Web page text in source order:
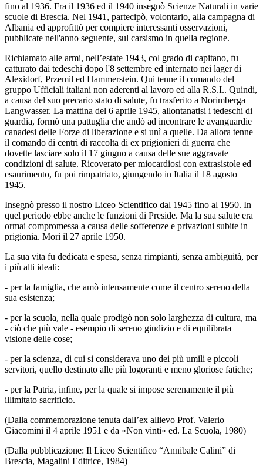
fino al 1936. Fra il 1936 ed il 1940 insegnò Scienze Naturali in varie
scuole di Brescia. Nel 1941, partecipò, volontario, alla campagna di
Albania ed approfittò percompiere interessanti osservazioni,
pubblicate nell'anno seguente, sul carsismo in quella regione.
Richiamato alle armi, nell’estate 1943, col grado di capitano, fu
catturato dai tedeschi dopo l'8 settembre ed internato nei lager di
Alexidorf, Przemil ed Hammerstein. Qui tenne il comando del
gruppo Ufficiali italiani non aderenti al lavoro ed alla R.S.I.. Quindi,
a causa del suo precario stato di salute, fu trasferito a Norimberga
Langwasser. La mattina del 6 aprile 1945, allontanatisi i tedeschi di
guardia, formò una pattuglia che andò ad incontrare le avanguardie
canadesi delle Forze di liberazione e si unì a quelle. Da allora tenne
il comando di centri di raccolta di ex prigionieri di guerra che
dovette lasciare solo il 17 giugno a causa delle sue aggravate
condizioni di salute. Ricoverato permiocardiosi con extrasistole ed
esaurimento, fu poi rimpatriato, giungendo in Italia il 18 agosto
1945.
Insegnò presso il nostro Liceo Scientifico dal 1945 fino al 1950. In
quel periodo ebbe anche le funzioni di Preside. Ma la sua salute era
ormai compromessa a causa delle sofferenze e privazioni subite in
prigionia. Morì il 27 aprile 1950.
La sua vita fu dedicata e spesa, senza rimpianti, senza ambiguità, per
i più alti ideali:
- per la famiglia, che amò intensamente come il centro sereno della
sua esistenza;
- per la scuola, nella quale prodigò non solo larghezza di cultura, ma
- ciò che più vale - esempio di sereno giudizio e di equilibrata
visione delle cose;
- per la scienza, di cui si considerava uno dei più umili e piccoli
servitori, quello destinato alle più logoranti e meno gloriose fatiche;
- per la Patria, infine, per la quale si impose serenamente il più
illimitato sacrificio.
(Dalla commemorazione tenuta dall’ex allievo Prof. Valerio
Giacomini il 4 aprile 1951 e da «Non vinti» ed. La Scuola, 1980)
(Dalla pubblicazione: Il Liceo Scientifico “Annibale Calini” di
Brescia, Magalini Editrice, 1984)